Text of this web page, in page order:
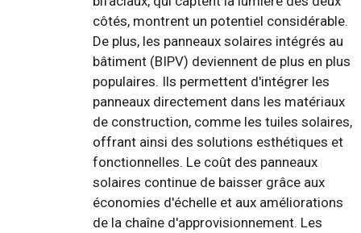
côtés, montrent un potentiel considérable.
De plus, les panneaux solaires intégrés au
bâtiment (BIPV) deviennent de plus en plus
populaires. Ils permettent d'intégrer les
panneaux directement dans les matériaux
de construction, comme les tuiles solaires,
offrant ainsi des solutions esthétiques et
fonctionnelles. Le coût des panneaux
solaires continue de baisser grâce aux
économies d'échelle et aux améliorations
de la chaîne d'approvisionnement. Les